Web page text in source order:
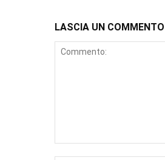
LASCIA UN COMMENTO